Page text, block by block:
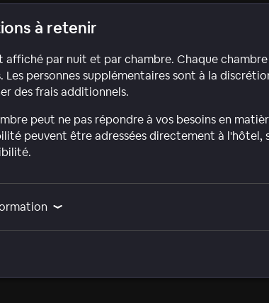
à retenir
affiché par nuit et par chambre. Chaque
Les personnes supplémentaires sont à la
des frais additionnels.
peut ne pas répondre à vos besoins en
peuvent être adressées directement à l'hôtel,